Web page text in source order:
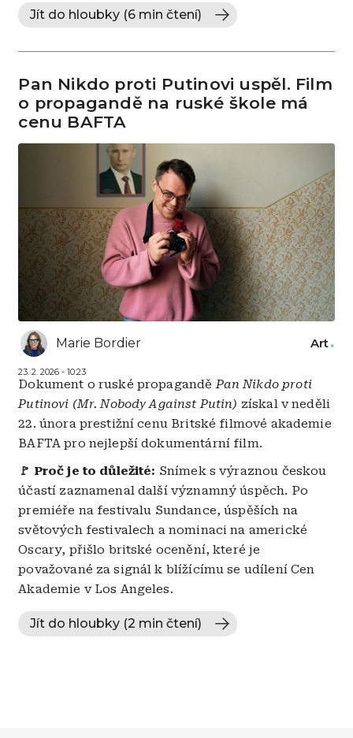
Jít do hloubky (6 min čtení)
Pan Nikdo proti Putinovi uspěl. Film
o propagandě na ruské škole má
cenu BAFTA
Marie Bordier
23. 2. 2026 - 10:23
Art
Dokument o ruské propagandě Pan Nikdo proti
Putinovi (Mr. Nobody Against Putin) získal v neděli
22. února prestižní cenu Britské filmové akademie
BAFTA pro nejlepší dokumentární film.
🚩 Proč je to důležité: Snímek s výraznou českou
účastí zaznamenal další významný úspěch. Po
premiéře na festivalu Sundance, úspěších na
světových festivalech a nominaci na americké
Oscary, přišlo britské ocenění, které je
považované za signál k blížícímu se udílení Cen
Akademie v Los Angeles.
Jít do hloubky (2 min čtení)